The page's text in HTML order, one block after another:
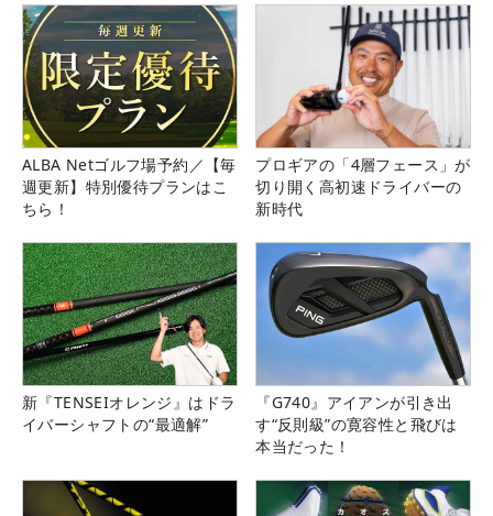
ALBA Netゴルフ場予約／【毎
週更新】特別優待プランはこ
ちら！
プロギアの「4層フェース」が
切り開く高初速ドライバーの
新時代
新『TENSEIオレンジ』はドラ
イバーシャフトの“最適解”
『G740』アイアンが引き出
す“反則級”の寛容性と飛びは
本当だった！